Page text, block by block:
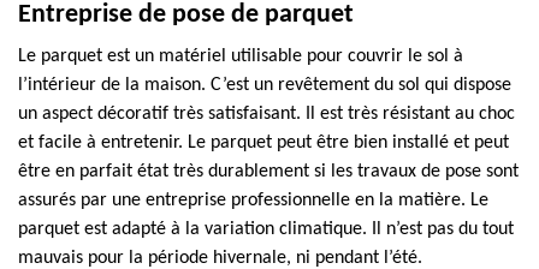
Entreprise de pose de parquet
Le parquet est un matériel utilisable pour couvrir le sol à
l’intérieur de la maison. C’est un revêtement du sol qui dispose
un aspect décoratif très satisfaisant. Il est très résistant au choc
et facile à entretenir. Le parquet peut être bien installé et peut
être en parfait état très durablement si les travaux de pose sont
assurés par une entreprise professionnelle en la matière. Le
parquet est adapté à la variation climatique. Il n’est pas du tout
mauvais pour la période hivernale, ni pendant l’été.